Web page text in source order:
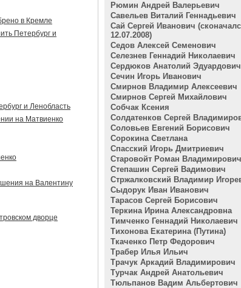
в Кремле
Петербург и
и Ленобласть
на Матвиенко
на Валентину
дворце
Рюмин Андрей Валерьевич
Савельев Виталий Геннадьевич
Сай Сергей Иванович
12.07.2008)
Седов Алексей Семенович
Селезнев Геннадий Николаевич
Сердюков Анатолий Эдуардович
Сечин Игорь Иванович
Смирнов Владимир Алексеевич
Смирнов Сергей Михайлович
Собчак Ксения
Солдатенков Сергей
Соловьев Евгений Борисович
Сорокина Светлана
Спасский Игорь Дмитриевич
Старовойт Роман Владимирович
Степашин Сергей Вадимович
Стржалковский Владимир
Сыдорук Иван Иванович
Тарасов Сергей Борисович
Теркина Ирина Александровна
Тимченко Геннадий Николаевич
Тихонова Екатерина (Путина)
Ткаченко Петр Федорович
Трабер Илья Ильич
Трачук Аркадий Владимирович
Турчак Андрей Анатольевич
Тюльпанов Вадим Альбертович